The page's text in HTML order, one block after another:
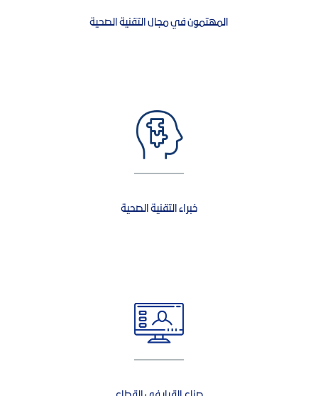
المهتمون في مجال التقنية الصحية
خبراء التقنية الصحية